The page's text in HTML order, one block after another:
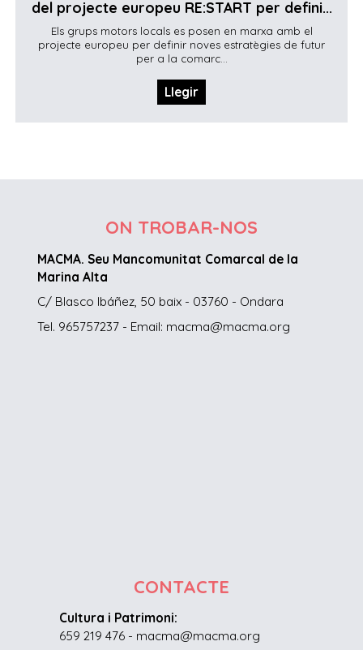
del projecte europeu RE:START per defini...
Els grups motors locals es posen en marxa amb el
projecte europeu per definir noves estratègies de futur
per a la comarc...
Llegir
ON TROBAR-NOS
MACMA. Seu Mancomunitat Comarcal de la
Marina Alta
C/ Blasco Ibáñez, 50 baix - 03760 - Ondara
Tel. 965757237 - Email: macma@macma.org
CONTACTE
Cultura i Patrimoni:
659 219 476 - macma@macma.org